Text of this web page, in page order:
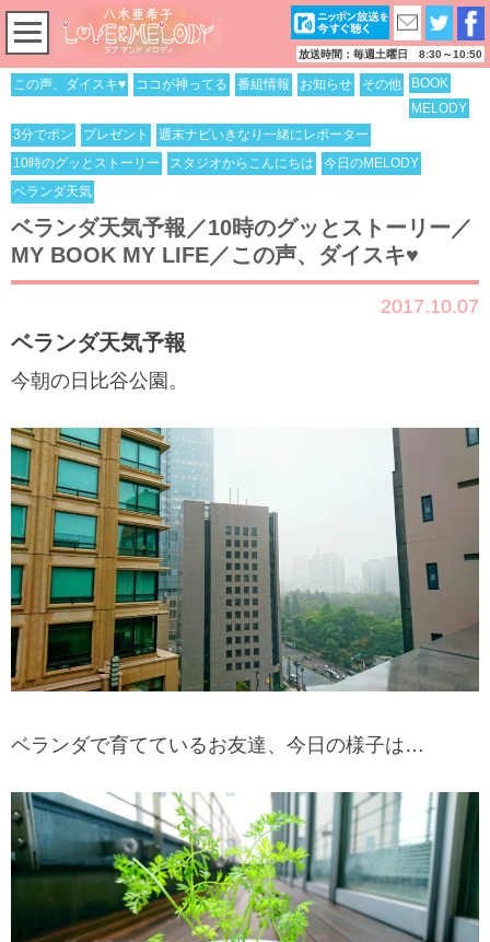
放送時間：毎週土曜日 8:30～10:50
この声、ダイスキ♥ ココが神ってる 番組情報 お知らせ その他
BOOK
MELODY
3分でポン
プレゼント
週末ナビいきなり一緒にレポーター
10時のグッとストーリー
スタジオからこんにちは
今日のMELODY
ベランダ天気
ベランダ天気予報／10時のグッとストーリー／
MY BOOK MY LIFE／この声、ダイスキ♥
2017.10.07
ベランダ天気予報
今朝の日比谷公園。
ベランダで育てているお友達、今日の様子は…